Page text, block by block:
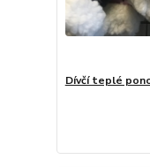
Dívčí teplé